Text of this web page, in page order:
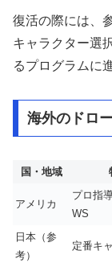
復活の際には、
キャラクター選
るプログラムに
海外のドロ
国・地域
アメリカ
プロ指
WS
日本（参
考）
定番キ